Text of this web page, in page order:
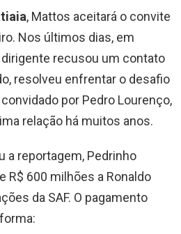
, Mattos aceitará o convite
Nos últimos dias, em
recusou um contato
resolveu enfrentar o desafio
por Pedro Lourenço,
relação há muitos anos.
a reportagem, Pedrinho
R$ 600 milhões a Ronaldo
da SAF. O pagamento